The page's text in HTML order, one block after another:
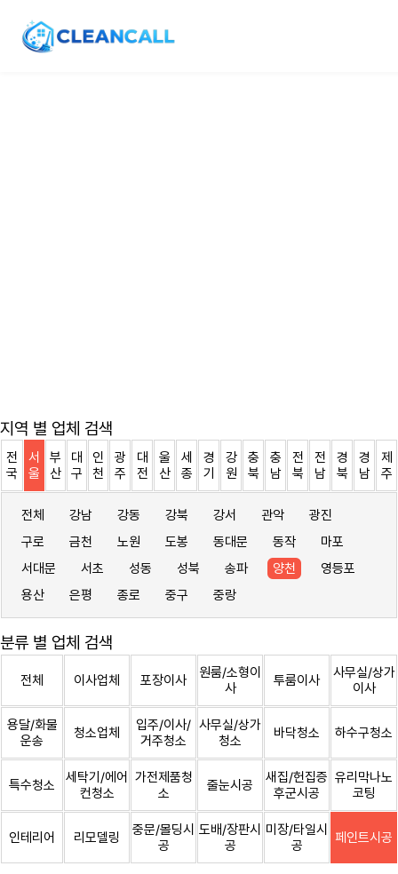
지역 별 업체 검색
전
국
서
울
부
산
대
구
인
천
광
주
대
전
울
산
세
종
경
기
강
원
충
북
충
남
전
북
전
남
경
북
경
남
제
주
전체 강남 강동 강북 강서 관악
광진
구로
금천 노원 도봉 동대문 동작
마포
서대문
서초 성동 성북 송파 양천
영등포
용산
은평 종로 중구 중랑
분류 별 업체 검색
전체 이사업체 포장이사
원룸/소형이
사
투룸이사
사무실/상가
이사
용달/화물
운송
청소업체
입주/이사/
거주청소
사무실/상가
청소
바닥청소 하수구청소
특수청소
세탁기/에어
컨청소
가전제품청
소
줄눈시공
새집/헌집증
후군시공
유리막나노
코팅
인테리어 리모델링
중문/몰딩시
공
도배/장판시
공
미장/타일시
공
페인트시공